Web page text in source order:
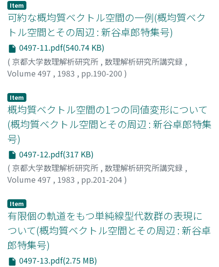
Item
可約な概均質ベクトル空間の一例(概均質ベク
トル空間とその周辺 : 新谷卓郎特集号)
0497-11.pdf(540.74 KB)
( 京都大学数理解析研究所 , 数理解析研究所講究録 ,
Volume 497 , 1983 , pp.190-200 )
Item
概均質ベクトル空間の1つの同値変形について
(概均質ベクトル空間とその周辺 : 新谷卓郎特集
号)
0497-12.pdf(317 KB)
( 京都大学数理解析研究所 , 数理解析研究所講究録 ,
Volume 497 , 1983 , pp.201-204)
Item
有限個の軌道をもつ単純線型代数群の表現に
ついて(概均質ベクトル空間とその周辺 : 新谷卓
郎特集号)
0497-13.pdf(2.75 MB)